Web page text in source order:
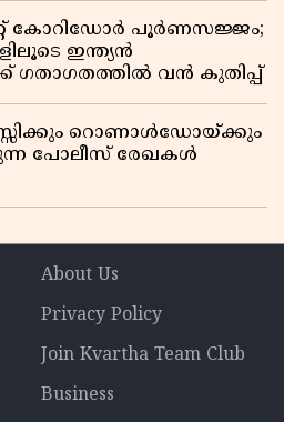
കോറിഡോർ പൂർണസജ്ജം;
ഇന്ത്യൻ
ഗതാഗതത്തിൽ വൻ കുതിപ്പ്
റൊണാൾഡോയ്ക്കും
പോലീസ് രേഖകൾ
About Us
Privacy Policy
Join Kvartha Team Club
Business